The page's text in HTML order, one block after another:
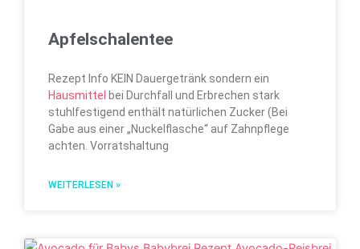
Apfelschalentee
Rezept Info KEIN Dauergetränk sondern ein
Hausmittel bei Durchfall und Erbrechen stark
stuhlfestigend enthält natürlichen Zucker (Bei
Gabe aus einer „Nuckelflasche“ auf Zahnpflege
achten. Vorratshaltung
WEITERLESEN »